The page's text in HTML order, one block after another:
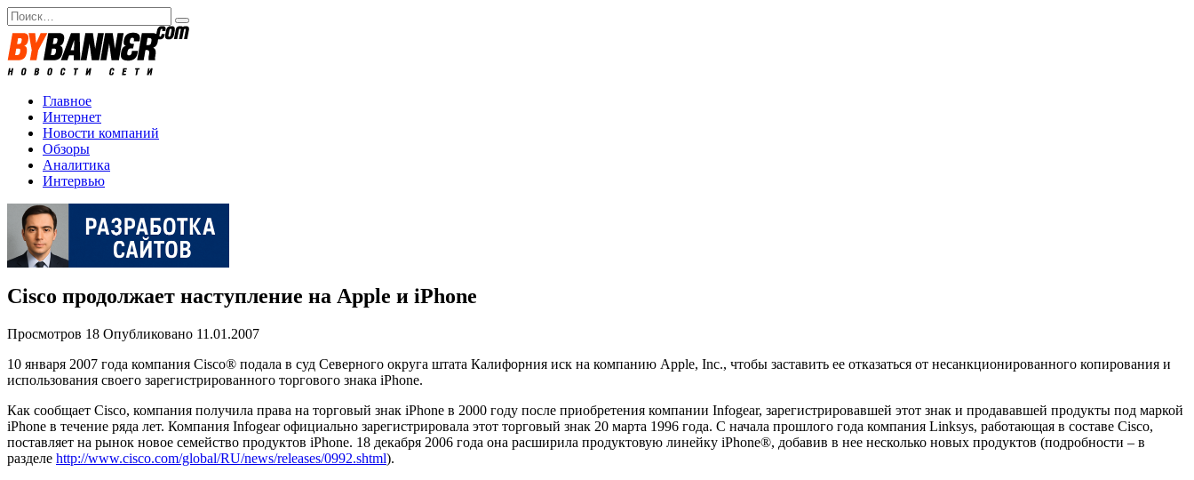
Перейти
к
содержанию
Search
for:
Главное
Интернет
Новости компаний
Обзоры
Аналитика
Интервью
Cisco продолжает наступление на Apple и iPhone
Просмотров 18 Опубликовано 11.01.2007
10 января 2007 года компания Cisco® подала в суд Северного округа штата Калифорния иск на компанию Apple, Inc., чтобы заставить ее отказаться от несанкционированного копирования и
использования своего зарегистрированного торгового знака iPhone.
Как сообщает Cisco, компания получила права на торговый знак iPhone в 2000 году после приобретения компании Infogear, зарегистрировавшей этот знак и продававшей продукты под маркой
iPhone в течение ряда лет. Компания Infogear официально зарегистрировала этот торговый знак 20 марта 1996 года. С начала прошлого года компания Linksys, работающая в составе Cisco,
поставляет на рынок новое семейство продуктов iPhone. 18 декабря 2006 года она расширила продуктовую линейку iPhone®, добавив в нее несколько новых продуктов (подробности – в
разделе http://www.cisco.com/global/RU/news/releases/0992.shtml).